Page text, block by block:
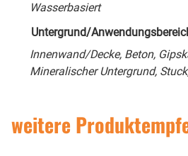
Wasserbasiert
Untergrund/
Innenwand/Decke, Beton,
Mineralischer Untergrund,
weitere